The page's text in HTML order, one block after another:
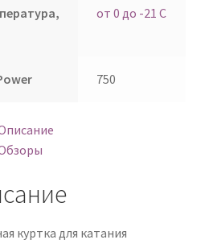
от 0 до -21 С
750
куртка для катания